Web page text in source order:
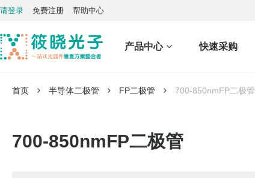
请登录 免费注册 帮助中心
产品中心 快速采购
首页 半导体二极管 FP二极管 700-850nmFP二极管
700-850nmFP二极管